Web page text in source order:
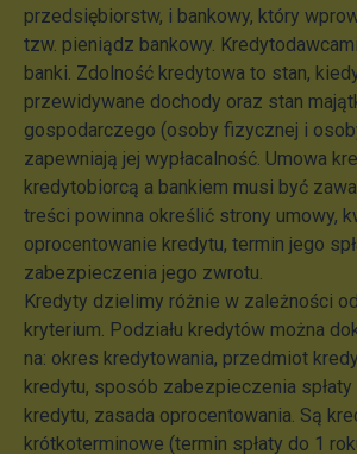
przedsiębiorstw, i bankowy, który
tzw. pieniądz bankowy.
banki. Zdolność kredytowa to stan,
przewidywane dochody oraz stan
gospodarczego (osoby fizycznej i
zapewniają jej wypłacalność. Umowa
kredytobiorcą a bankiem musi być
treści powinna określić strony umowy,
oprocentowanie kredytu, termin jego
zabezpieczenia jego zwrotu.
Kredyty dzielimy różnie w zależności
kryterium. Podziału kredytów można
na: okres kredytowania, przedmiot
kredytu, sposób zabezpieczenia spłaty
kredytu, zasada oprocentowania. Są
krótkoterminowe (termin spłaty do 1